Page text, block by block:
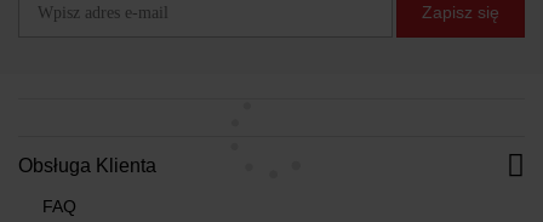
Zapisz się
Obsługa Klienta
FAQ